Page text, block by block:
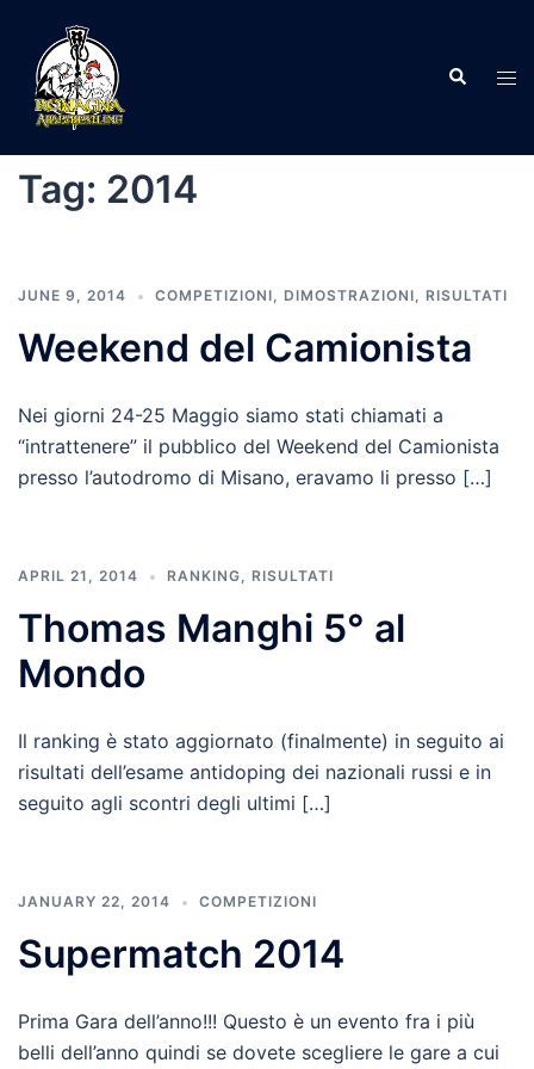
content
Search
Tag: 2014
JUNE 9, 2014 COMPETIZIONI, DIMOSTRAZIONI, RISULTATI
Weekend del Camionista
Nei giorni 24-25 Maggio siamo stati chiamati a
“intrattenere” il pubblico del Weekend del Camionista
presso l’autodromo di Misano, eravamo li presso […]
APRIL 21, 2014 RANKING, RISULTATI
Thomas Manghi 5° al
Mondo
Il ranking è stato aggiornato (finalmente) in seguito ai
risultati dell’esame antidoping dei nazionali russi e in
seguito agli scontri degli ultimi […]
JANUARY 22, 2014 COMPETIZIONI
Supermatch 2014
Prima Gara dell’anno!!! Questo è un evento fra i più
belli dell’anno quindi se dovete scegliere le gare a cui